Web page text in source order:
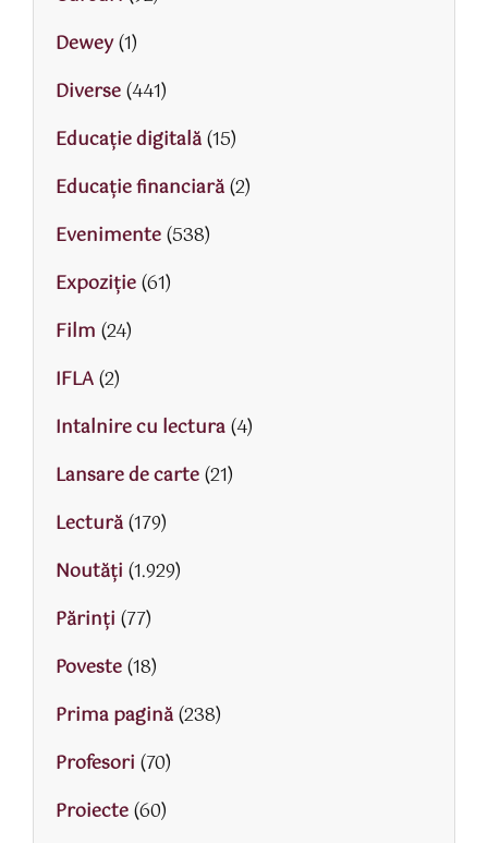
Dewey(1)
Diverse(441)
Educaţie digitală(15)
Educaţie financiară(2)
Evenimente(538)
Expoziție(61)
Film (24)
IFLA(2)
Intalnire cu lectura(4)
Lansare de carte(21)
Lectură(179)
Noutăți (1.929)
Părinţi (77)
Poveste(18)
Prima pagină(238)
Profesori (70)
Proiecte(60)